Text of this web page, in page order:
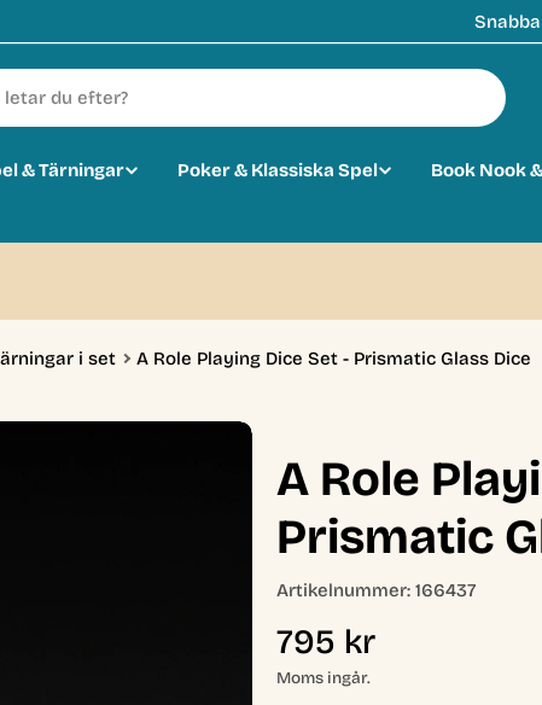
& Tärningar Poker & Klassiska Spel Book Nook
i set A Role Playing Dice Set - Prismatic Glass Dice
A Role
Prismatic
Artikelnummer: 166437
Ordinarie
pris
795 kr
Moms ingår.